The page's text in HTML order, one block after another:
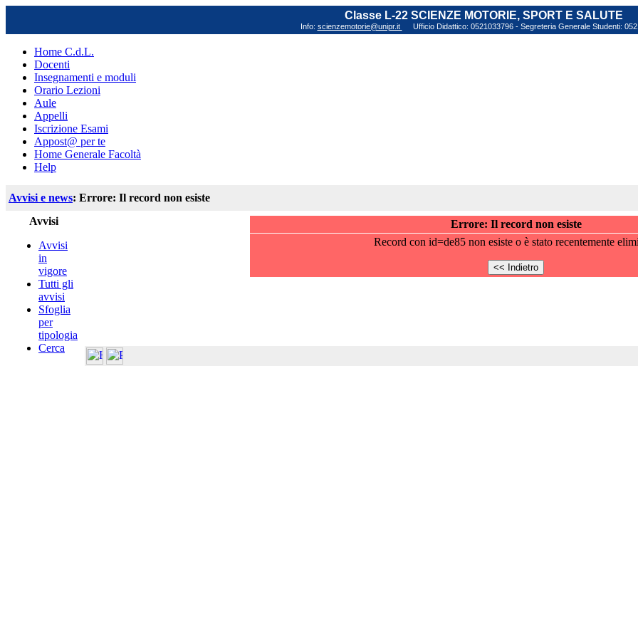
Classe L-22 SCIENZE MOTORIE, SPORT E SALUTE
Info: scienzemotorie@unipr.it Ufficio Didattico: 0521033796 - Segreteria Generale Studenti:
Home C.d.L.
Docenti
Insegnamenti e moduli
Orario Lezioni
Aule
Appelli
Iscrizione Esami
Appost@ per te
Home Generale Facoltà
Help
Avvisi e news: Errore: Il record non esiste
Avvisi
Avvisi
in
vigore
Tutti gli
avvisi
Sfoglia
per
tipologia
Cerca
Errore: Il record non esiste
Record con id=de85 non esiste o è stato recentemente